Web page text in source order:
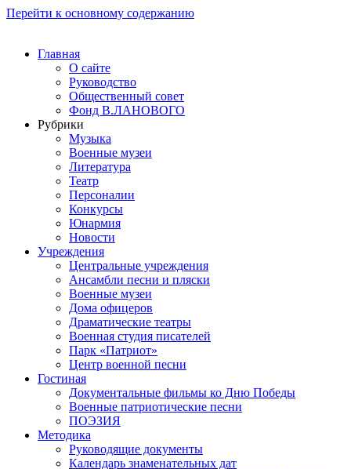
Перейти к основному содержанию
Главная
О сайте
Руководство
Общественный совет
Фонд В.ЛАНОВОГО
Рубрики
Музыка
Военные музеи
Литература
Театр
Персоналии
Конкурсы
Юнармия
Новости
Учреждения
Центральные учреждения
Ансамбли песни и пляски
Военные музеи
Дома офицеров
Драматические театры
Военная студия писателей
Парк «Патриот»
Центр военной песни
Гостиная
Документальные фильмы ко Дню Победы
Военные патриотические песни
ПОЭЗИЯ
Методика
Руководящие документы
Календарь знаменательных дат